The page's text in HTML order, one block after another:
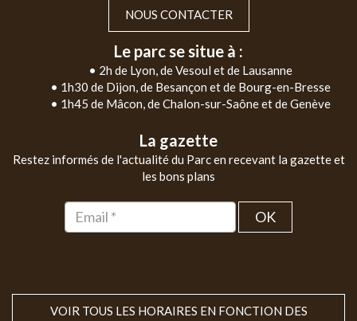
NOUS CONTACTER
Le parc se situe à :
• 2h de Lyon, de Vesoul et de Lausanne
• 1h30 de Dijon, de Besançon et de Bourg-en-Bresse
• 1h45 de Mâcon, de Chalon-sur-Saône et de Genève
La gazette
Restez informés de l'actualité du Parc en recevant la gazette et
les bons plans
OK
VOIR TOUS LES HORAIRES EN FONCTION DES